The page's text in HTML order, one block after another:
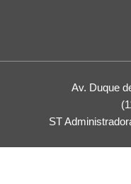
Av. Duque
ST